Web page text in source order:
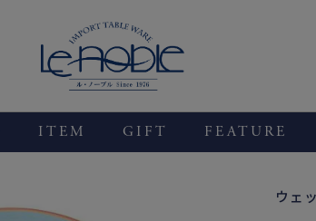
ITEM GIFT FEATURE
ウェ